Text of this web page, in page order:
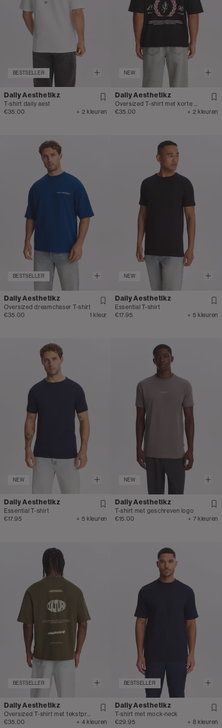
BESTSELLER
Daily Aesthetikz
T-shirt daily aest
€35.00
+ 2 kleuren
NEW
Daily Aesthetikz
€35.00
+ 2 kleuren
BESTSELLER
Daily Aesthetikz
Oversized dreamchaser T-shirt
€35.00
1 kleur
NEW
Daily Aesthetikz
Essential T-shirt
€17.95
+ 5 kleuren
NEW
Daily Aesthetikz
Essential T-shirt
€17.95
+ 5 kleuren
NEW
Daily Aesthetikz
T-shirt met geschreven logo
€15.00
+ 7 kleuren
BESTSELLER
Daily Aesthetikz
Oversized T-shirt met tekstprint
€35.00
+ 4 kleuren
BESTSELLER
Daily Aesthetikz
T-shirt met mock-neck
€29.95
+ 8 kleuren